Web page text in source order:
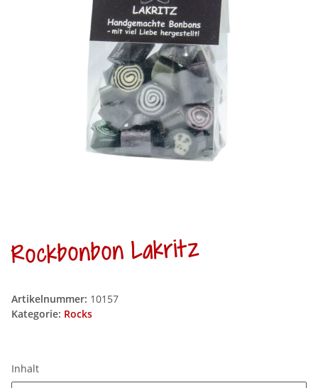
Rockbonbon Lakritz
Artikelnummer: 10157
Kategorie: Rocks
Inhalt